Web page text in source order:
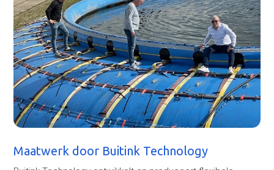
Maatwerk door Buitink Technology